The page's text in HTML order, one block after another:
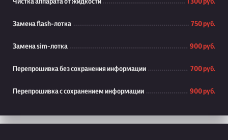
Чистка аппарата от жидкости 1 300 руб.
Замена flash-лотка 750 руб.
Замена sim-лотка 900 руб.
Перепрошивка без сохранения информации 700 руб.
Перепрошивка с сохранением информации 900 руб.